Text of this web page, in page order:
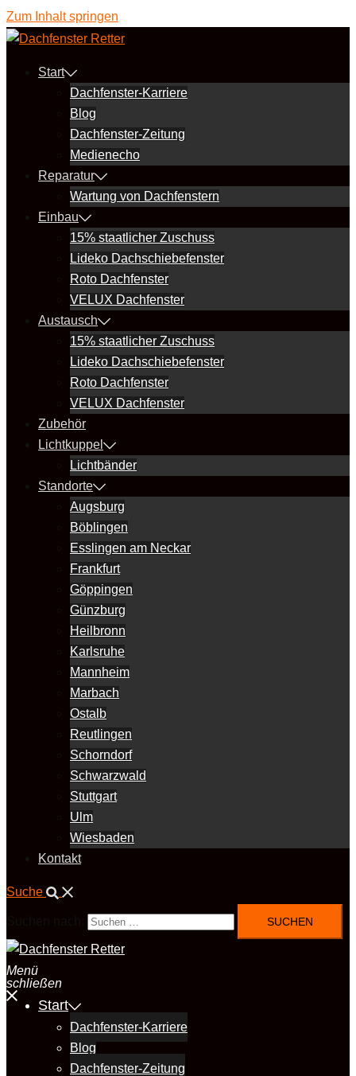
Zum Inhalt springen
Start
Dachfenster-Karriere
Blog
Dachfenster-Zeitung
Medienecho
Reparatur
Wartung von Dachfenstern
Einbau
15% staatlicher Zuschuss
Lideko Dachschiebefenster
Roto Dachfenster
VELUX Dachfenster
Austausch
15% staatlicher Zuschuss
Lideko Dachschiebefenster
Roto Dachfenster
VELUX Dachfenster
Zubehör
Lichtkuppel
Lichtbänder
Standorte
Augsburg
Böblingen
Esslingen am Neckar
Frankfurt
Göppingen
Günzburg
Heilbronn
Karlsruhe
Mannheim
Marbach
Ostalb
Reutlingen
Schorndorf
Schwarzwald
Stuttgart
Ulm
Wiesbaden
Kontakt
Suche
Menü
schließen
Start
Dachfenster-Karriere
Blog
Dachfenster-Zeitung